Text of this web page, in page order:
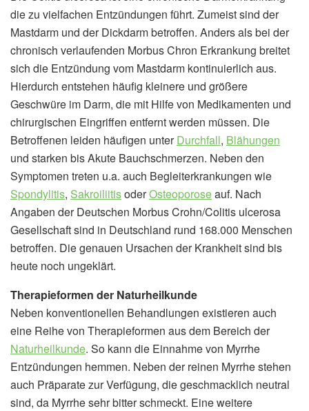
die zu vielfachen Entzündungen führt. Zumeist sind der
Mastdarm und der Dickdarm betroffen. Anders als bei der
chronisch verlaufenden Morbus Chron Erkrankung breitet
sich die Entzündung vom Mastdarm kontinuierlich aus.
Hierdurch entstehen häufig kleinere und größere
Geschwüre im Darm, die mit Hilfe von Medikamenten und
chirurgischen Eingriffen entfernt werden müssen. Die
Betroffenen leiden häufigen unterDurchfall, Blähungen
und starken bis Akute Bauchschmerzen. Neben den
Symptomen treten u.a. auch Begleiterkrankungen wie
Spondylitis, SakroiliitisoderOsteoporoseauf. Nach
Angaben der Deutschen Morbus Crohn/Colitis ulcerosa
Gesellschaft sind in Deutschland rund 168.000 Menschen
betroffen. Die genauen Ursachen der Krankheit sind bis
heute noch ungeklärt.
Therapieformen der Naturheilkunde
Neben konventionellen Behandlungen existieren auch
eine Reihe von Therapieformen aus dem Bereich der
Naturheilkunde. So kann die Einnahme von Myrrhe
Entzündungen hemmen. Neben der reinen Myrrhe stehen
auch Präparate zur Verfügung, die geschmacklich neutral
sind, da Myrrhe sehr bitter schmeckt. Eine weitere